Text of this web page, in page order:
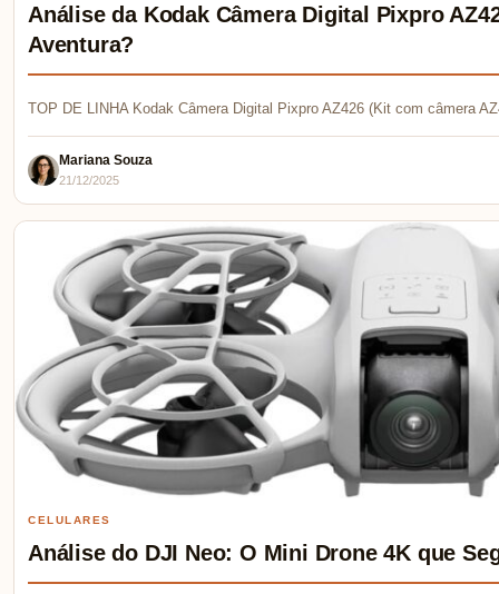
Análise da Kodak Câmera Digital Pixpro
Aventura?
TOP DE LINHA Kodak Câmera Digital Pixpro AZ426 (Kit com câmera
Mariana Souza
21/12/2025
CELULARES
Análise do DJI Neo: O Mini Drone 4K que